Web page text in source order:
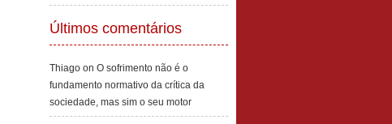
Últimos comentários
Thiago on O sofrimento não é o
fundamento normativo da crítica da
sociedade, mas sim o seu motor